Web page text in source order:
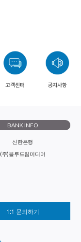
고객센터 공지사항
BANK INFO
신한은행
(주)블루드림미디어
1:1 문의하기